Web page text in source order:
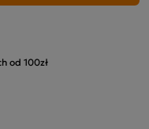
od 100zł